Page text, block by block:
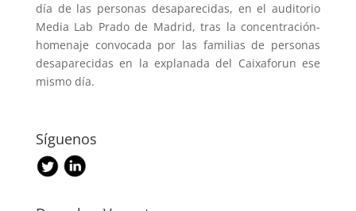
día de las personas desaparecidas, en el auditorio
Media Lab Prado de Madrid, tras la concentración-
homenaje convocada por las familias de personas
desaparecidas en la explanada del Caixaforun ese
mismo día.
Síguenos